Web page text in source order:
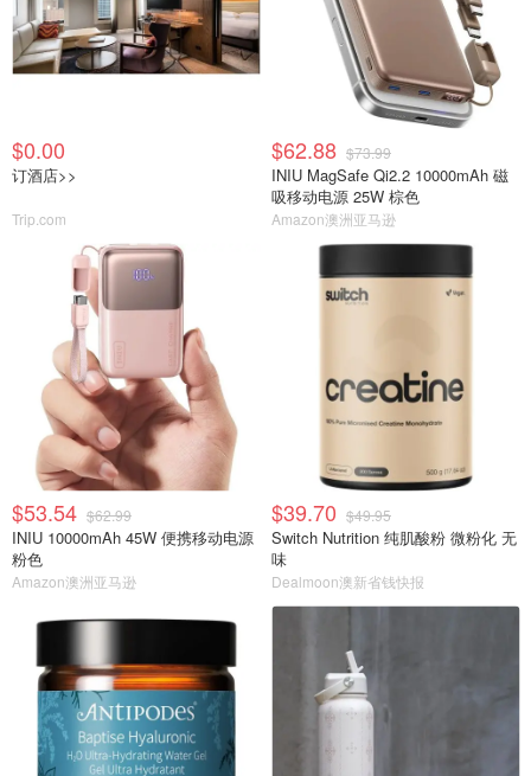
$0.00
订酒店>>
Trip.com
$62.88 $73.99
INIU MagSafe Qi2.2 10000mAh 磁
吸移动电源 25W 棕色
Amazon澳洲亚马逊
$53.54 $62.99
INIU 10000mAh 45W 便携移动电源
粉色
Amazon澳洲亚马逊
$39.70 $49.95
Switch Nutrition 纯肌酸粉 微粉化 无
味
Dealmoon澳新省钱快报